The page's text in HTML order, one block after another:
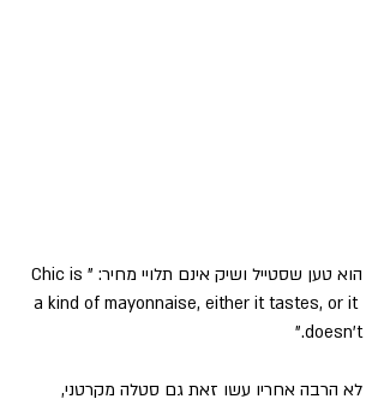
הוא טען שסטייל ושיק אינם תלויי מחיר: "Chic is
a kind of mayonnaise, either it tastes, or it
doesn't."
לא הרבה אחריו עשו זאת גם סטלה מקרטני,